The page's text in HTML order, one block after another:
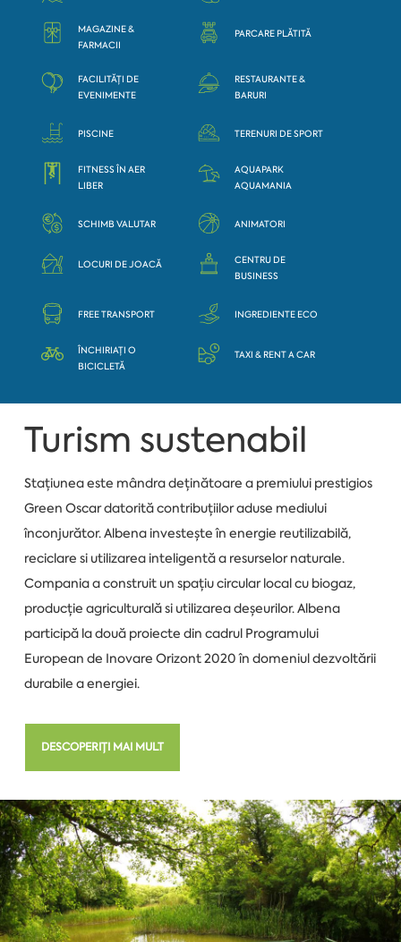
MAGAZINE &
FARMACII
PARCARE PLĂTITĂ
FACILITĂȚI DE
EVENIMENTE
RESTAURANTE &
BARURI
PISCINE TERENURI DE SPORT
FITNESS ÎN AER
LIBER
AQUAPARK
AQUAMANIA
SCHIMB VALUTAR ANIMATORI
LOCURI DE JOACĂ
CENTRU DE
BUSINESS
FREE TRANSPORT INGREDIENTE ECO
ÎNCHIRIAȚI O
BICICLETĂ
TAXI & RENT A CAR
Turism sustenabil
Stațiunea este mândra deținătoare a premiului prestigios
Green Oscar datorită contribuțiilor aduse mediului
înconjurător. Albena investește în energie reutilizabilă,
reciclare si utilizarea inteligentă a resurselor naturale.
Compania a construit un spațiu circular local cu biogaz,
producție agriculturală si utilizarea deșeurilor. Albena
participă la două proiecte din cadrul Programului
European de Inovare Orizont 2020 în domeniul dezvoltării
durabile a energiei.
DESCOPERIȚI MAI MULT